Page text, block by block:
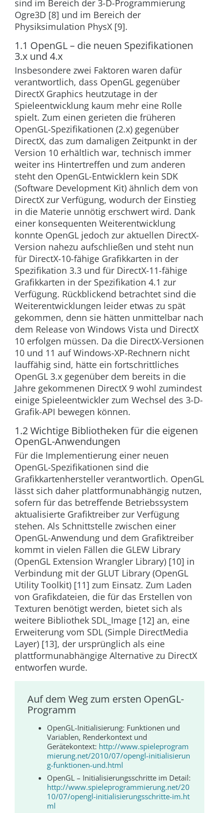
sind im Bereich der 3-D-Programmierung
Ogre3D [8] und im Bereich der
Physiksimulation PhysX [9].
1.1 OpenGL – die neuen Spezifikationen
3.x und 4.x
Insbesondere zwei Faktoren waren dafür
verantwortlich, dass OpenGL gegenüber
DirectX Graphics heutzutage in der
Spieleentwicklung kaum mehr eine Rolle
spielt. Zum einen gerieten die früheren
OpenGL-Spezifikationen (2.x) gegenüber
DirectX, das zum damaligen Zeitpunkt in der
Version 10 erhältlich war, technisch immer
weiter ins Hintertreffen und zum anderen
steht den OpenGL-Entwicklern kein SDK
(Software Development Kit) ähnlich dem von
DirectX zur Verfügung, wodurch der Einstieg
in die Materie unnötig erschwert wird. Dank
einer konsequenten Weiterentwicklung
konnte OpenGL jedoch zur aktuellen DirectX-
Version nahezu aufschließen und steht nun
für DirectX-10-fähige Grafikkarten in der
Spezifikation 3.3 und für DirectX-11-fähige
Grafikkarten in der Spezifikation 4.1 zur
Verfügung. Rückblickend betrachtet sind die
Weiterentwicklungen leider etwas zu spät
gekommen, denn sie hätten unmittelbar nach
dem Release von Windows Vista und DirectX
10 erfolgen müssen. Da die DirectX-Versionen
10 und 11 auf Windows-XP-Rechnern nicht
lauffähig sind, hätte ein fortschrittliches
OpenGL 3.x gegenüber dem bereits in die
Jahre gekommenen DirectX 9 wohl zumindest
einige Spieleentwickler zum Wechsel des 3-D-
Grafik-API bewegen können.
1.2 Wichtige Bibliotheken für die eigenen
OpenGL-Anwendungen
Für die Implementierung einer neuen
OpenGL-Spezifikationen sind die
Grafikkartenhersteller verantwortlich. OpenGL
lässt sich daher plattformunabhängig nutzen,
sofern für das betreffende Betriebssystem
aktualisierte Grafiktreiber zur Verfügung
stehen. Als Schnittstelle zwischen einer
OpenGL-Anwendung und dem Grafiktreiber
kommt in vielen Fällen die GLEW Library
(OpenGL Extension Wrangler Library) [10] in
Verbindung mit der GLUT Library (OpenGL
Utility Toolkit) [11] zum Einsatz. Zum Laden
von Grafikdateien, die für das Erstellen von
Texturen benötigt werden, bietet sich als
weitere Bibliothek SDL_Image [12] an, eine
Erweiterung vom SDL (Simple DirectMedia
Layer) [13], der ursprünglich als eine
plattformunabhängige Alternative zu DirectX
entworfen wurde.
Auf dem Weg zum ersten OpenGL-
Programm
OpenGL-Initialisierung: Funktionen und
Variablen, Renderkontext und
Gerätekontext: http://www.spieleprogram
mierung.net/2010/07/opengl-initialisierun
g-funktionen-und.html
OpenGL – Initialisierungsschritte im Detail:
http://www.spieleprogrammierung.net/20
10/07/opengl-initialisierungsschritte-im.ht
ml